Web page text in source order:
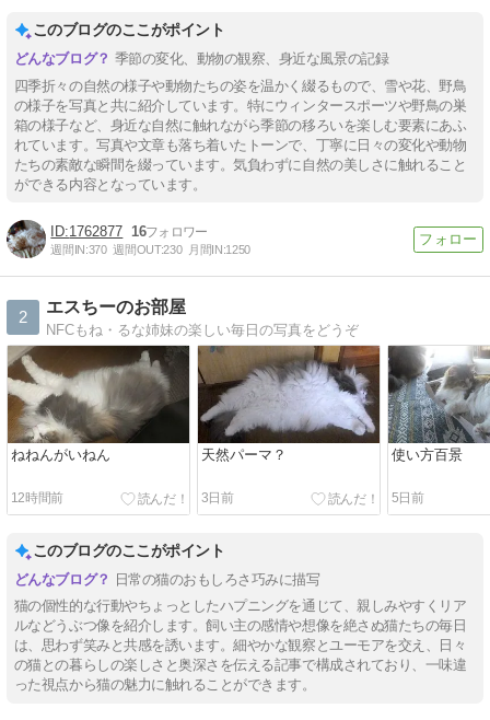
このブログのここがポイント
季節の変化、動物の観察、身近な風景の記録
四季折々の自然の様子や動物たちの姿を温かく綴るもので、雪や花、野鳥
の様子を写真と共に紹介しています。特にウィンタースポーツや野鳥の巣
箱の様子など、身近な自然に触れながら季節の移ろいを楽しむ要素にあふ
れています。写真や文章も落ち着いたトーンで、丁寧に日々の変化や動物
たちの素敵な瞬間を綴っています。気負わずに自然の美しさに触れること
ができる内容となっています。
1762877 16
週間IN:370 週間OUT:230 月間IN:1250
2
エスちーのお部屋
NFCもね・るな姉妹の楽しい毎日の写真をどうぞ
ねねんがいねん
12時間前
天然パーマ？
3日前
使い方百景
5日前
このブログのここがポイント
日常の猫のおもしろさ巧みに描写
猫の個性的な行動やちょっとしたハプニングを通じて、親しみやすくリア
ルなどうぶつ像を紹介します。飼い主の感情や想像を絶さぬ猫たちの毎日
は、思わず笑みと共感を誘います。細やかな観察とユーモアを交え、日々
の猫との暮らしの楽しさと奥深さを伝える記事で構成されており、一味違
った視点から猫の魅力に触れることができます。